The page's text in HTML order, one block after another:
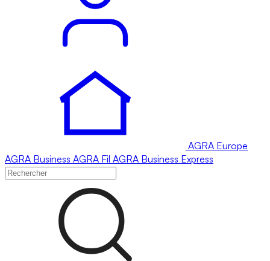
AGRA Europe
AGRA Business AGRA Fil AGRA Business Express